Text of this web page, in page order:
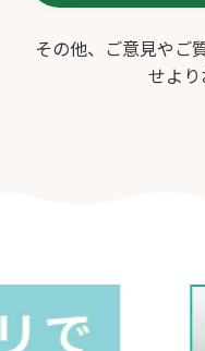
その他、ご意見やご
せより